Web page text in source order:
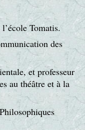
Tomatis.
des
et professeur
au théâtre et à la